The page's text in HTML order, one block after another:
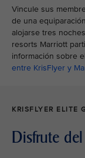
Vincule sus
de una
alojarse tres
resorts Marriott
información sobre el
entre KrisFlyer y
KRISFLYER ELITE
Disfrute